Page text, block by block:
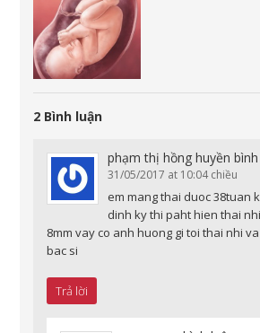
2 Bình luận
phạm thị hồng huyền
31/05/2017 at 10:04 chiều
em mang thai duoc 38tuan
dinh ky thi paht hien thai
8mm vay co anh huong gi toi thai nhi
bac si
Trả lời